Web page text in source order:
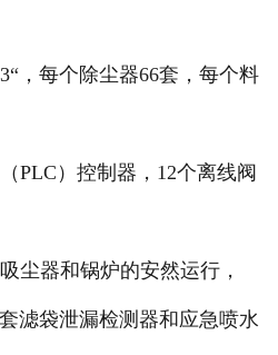
，每个除尘器66套，每个料
PLC）控制器，12个离线阀
尘器和锅炉的安然运行，
滤袋泄漏检测器和应急喷水